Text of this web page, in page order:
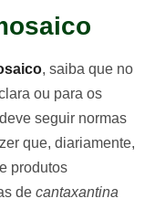
, saiba que no
ou para os
seguir normas
que, diariamente,
produtos
de cantaxantina